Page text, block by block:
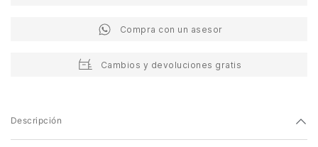
Compra con un asesor
Cambios y devoluciones gratis
Descripción